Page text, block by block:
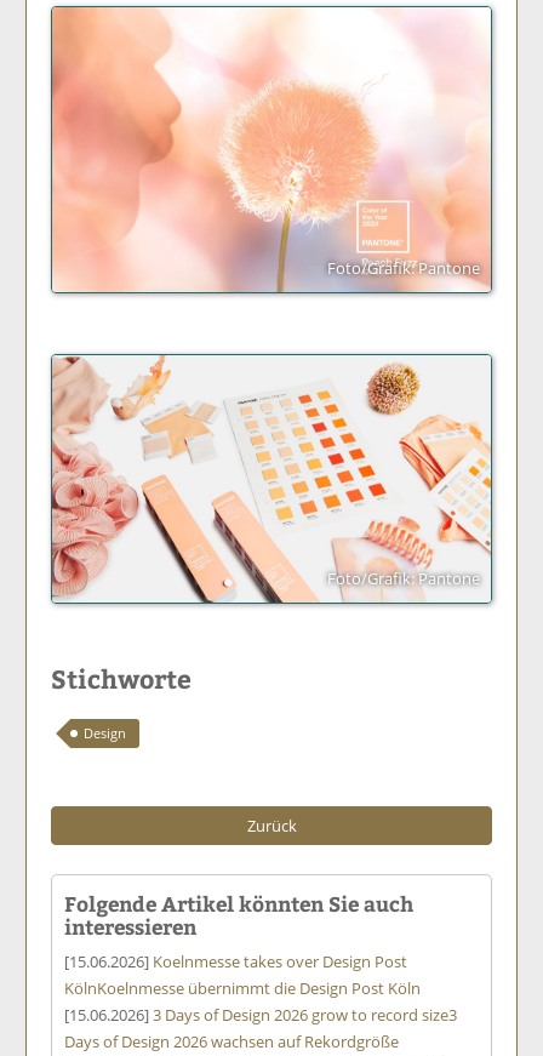
Foto/Grafik: Pantone
Foto/Grafik: Pantone
Stichworte
Design
Zurück
Folgende Artikel könnten Sie auch
interessieren
[15.06.2026] Koelnmesse takes over Design Post
KölnKoelnmesse übernimmt die Design Post Köln
[15.06.2026]3 Days of Design 2026 grow to record size3
Days of Design 2026 wachsen auf Rekordgröße